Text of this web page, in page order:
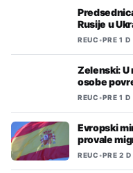
Rusije u
REUC•PRE 1 D
Zelenski: U
osobe
REUC•PRE 1 D
Evropski
provale
REUC•PRE 2 D